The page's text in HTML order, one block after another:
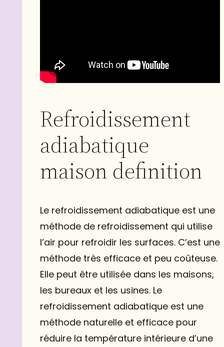
Refroidissement
adiabatique
maison definition
Le refroidissement adiabatique est une
méthode de refroidissement qui utilise
l’air pour refroidir les surfaces. C’est une
méthode très efficace et peu coûteuse.
Elle peut être utilisée dans les maisons,
les bureaux et les usines. Le
refroidissement adiabatique est une
méthode naturelle et efficace pour
réduire la température intérieure d’une